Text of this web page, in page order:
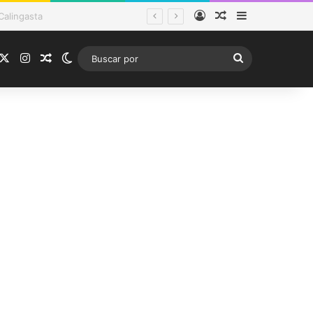
frontal AccesoPublicación al
Barra lateral
InstagramPublicación al azar
Switch skin
Buscar